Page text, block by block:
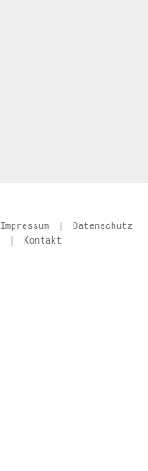
Impressum
Datenschutz
Kontakt